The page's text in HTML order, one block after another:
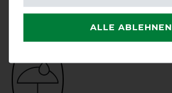
ALLE ABLEHNEN